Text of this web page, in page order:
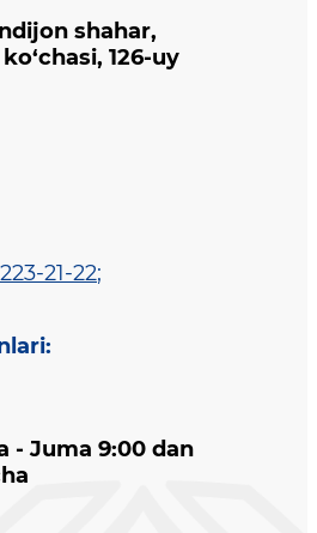
shahar,
126-uy
21-22;
:
- Juma 9:00 dan